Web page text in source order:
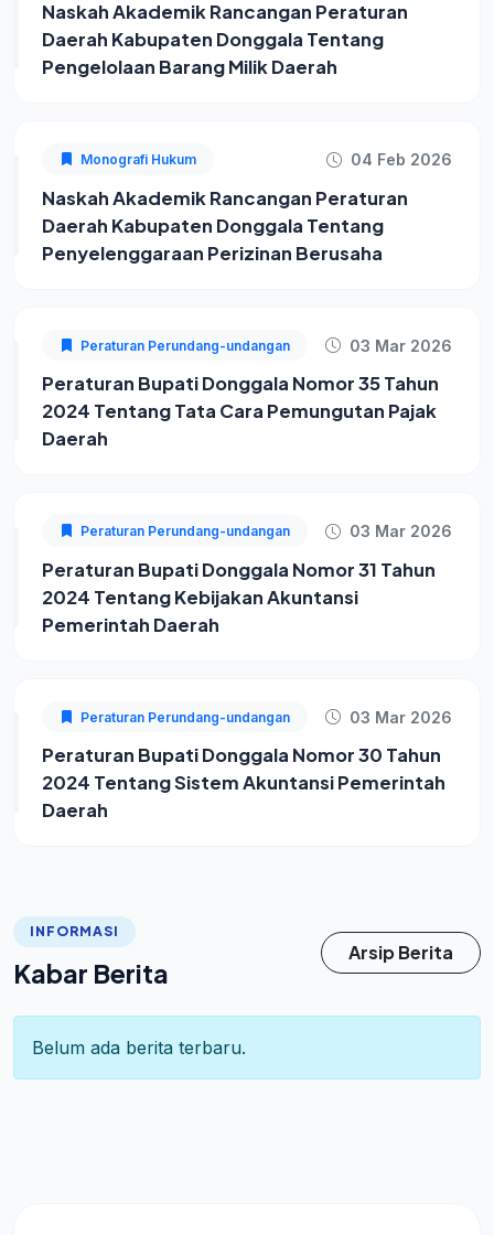
Naskah Akademik Rancangan Peraturan
Daerah Kabupaten Donggala Tentang
Pengelolaan Barang Milik Daerah
Monografi Hukum 04 Feb 2026
Naskah Akademik Rancangan Peraturan
Daerah Kabupaten Donggala Tentang
Penyelenggaraan Perizinan Berusaha
Peraturan Perundang-undangan 03 Mar 2026
Peraturan Bupati Donggala Nomor 35 Tahun
2024 Tentang Tata Cara Pemungutan Pajak
Daerah
Peraturan Perundang-undangan 03 Mar 2026
Peraturan Bupati Donggala Nomor 31 Tahun
2024 Tentang Kebijakan Akuntansi
Pemerintah Daerah
Peraturan Perundang-undangan 03 Mar 2026
Peraturan Bupati Donggala Nomor 30 Tahun
2024 Tentang Sistem Akuntansi Pemerintah
Daerah
INFORMASI
Kabar Berita
Arsip Berita
Belum ada berita terbaru.